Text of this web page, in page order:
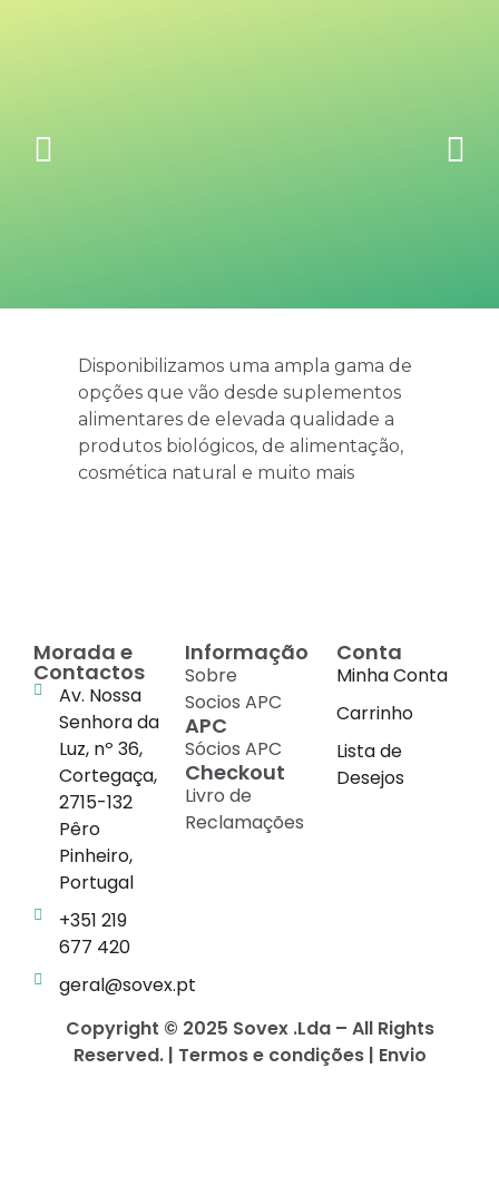
Disponibilizamos uma ampla gama de
opções que vão desde suplementos
alimentares de elevada qualidade a
produtos biológicos, de alimentação,
cosmética natural e muito mais
Morada e
Contactos
Av. Nossa
Senhora da
Luz, nº 36,
Cortegaça,
2715-132
Pêro
Pinheiro,
Portugal
+351 219
677 420
geral@sovex.pt
Informação
Sobre
Socios APC
APC
Sócios APC
Checkout
Livro de
Reclamações
Conta
Minha Conta
Carrinho
Lista de
Desejos
Copyright © 2025 Sovex .Lda – All Rights
Reserved. | Termos e condições | Envio